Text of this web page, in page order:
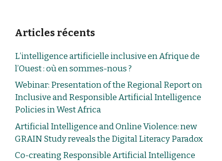
Articles récents
L’intelligence artificielle inclusive en Afrique de
l’Ouest : où en sommes-nous ?
Webinar: Presentation of the Regional Report on
Inclusive and Responsible Artificial Intelligence
Policies in West Africa
Artificial Intelligence and Online Violence: new
GRAIN Study reveals the Digital Literacy Paradox
Co-creating Responsible Artificial Intelligence